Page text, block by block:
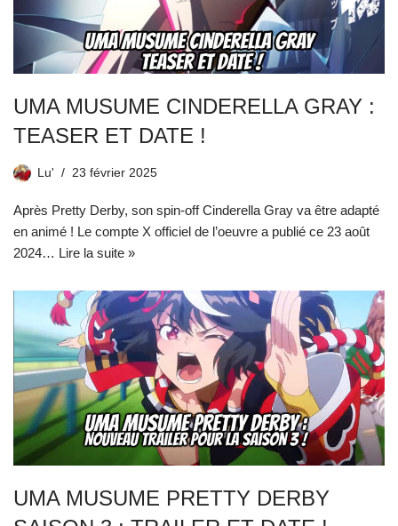
UMA MUSUME CINDERELLA GRAY :
TEASER ET DATE !
Lu' 23 février 2025
Après Pretty Derby, son spin-off Cinderella Gray va être adapté
en animé ! Le compte X officiel de l’oeuvre a publié ce 23 août
2024… Lire la suite »
UMA MUSUME PRETTY DERBY